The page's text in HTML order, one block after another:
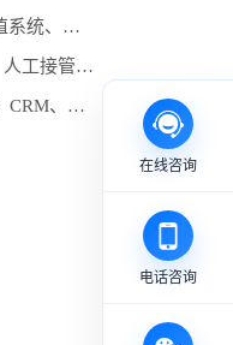
3.2026年上海养成游戏开发公司有哪些？数值系统、任务线与长期运营怎么选
4.企业AI客服与AI Agent怎么落地？知识库、人工接管和业务系统对接流程
5.2026年上海企业AI销售助手服务商有哪些？CRM、知识库与自动跟进怎么选
在线咨询
电话咨询